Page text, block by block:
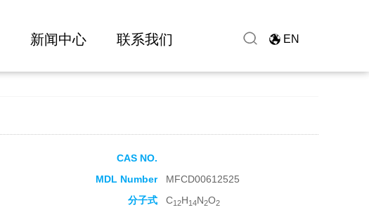
新闻中心 联系我们 EN
CAS NO.
MDL Number
MFCD00612525
分子式 C12H14N2O2